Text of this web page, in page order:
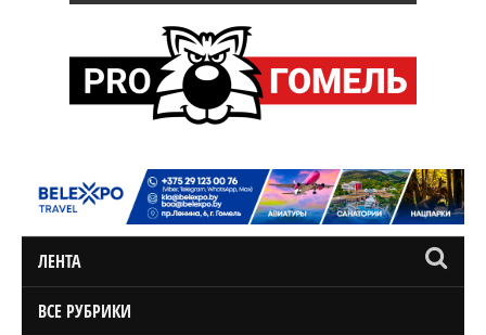
ЛЕНТА
ВСЕ РУБРИКИ